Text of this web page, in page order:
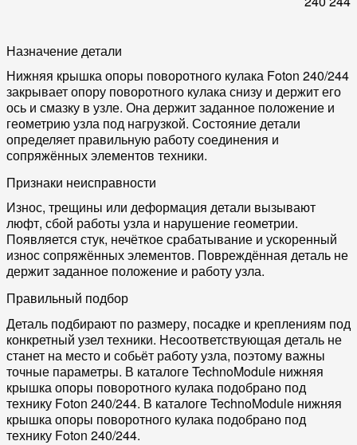
Назначение детали
Нижняя крышка опоры поворотного кулака Foton 240/244
закрывает опору поворотного кулака снизу и держит его
ось и смазку в узле. Она держит заданное положение и
геометрию узла под нагрузкой. Состояние детали
определяет правильную работу соединения и
сопряжённых элементов техники.
Признаки неисправности
Износ, трещины или деформация детали вызывают
люфт, сбой работы узла и нарушение геометрии.
Появляется стук, нечёткое срабатывание и ускоренный
износ сопряжённых элементов. Повреждённая деталь не
держит заданное положение и работу узла.
Правильный подбор
Деталь подбирают по размеру, посадке и креплениям под
конкретный узел техники. Несоответствующая деталь не
станет на место и собьёт работу узла, поэтому важны
точные параметры. В каталоге TechnoModule нижняя
крышка опоры поворотного кулака подобрано под
технику Foton 240/244. В каталоге TechnoModule нижняя
крышка опоры поворотного кулака подобрано под
технику Foton 240/244.